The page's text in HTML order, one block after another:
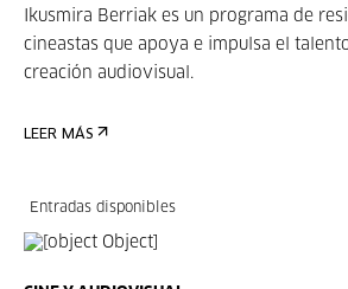
Ikusmira Berriak es un programa de
cineastas que apoya e impulsa el
creación audiovisual.
LEER MÁS
Entradas disponibles